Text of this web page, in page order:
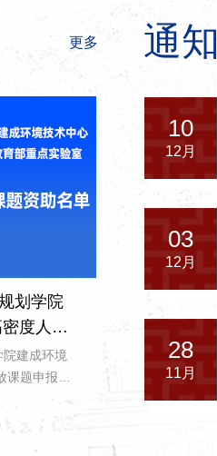
更多
划学院
度人居
重点实
放课题资
建成环境
题申报和
新性、开拓
，遴选资
通
10
12月
03
12月
28
11月